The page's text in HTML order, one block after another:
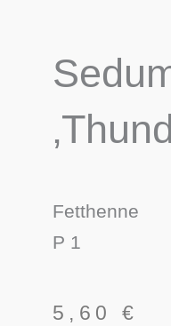
Fetthenne
P 1
5,60 €